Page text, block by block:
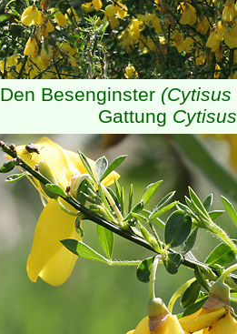
Den Besenginster
Gattung Cytisus